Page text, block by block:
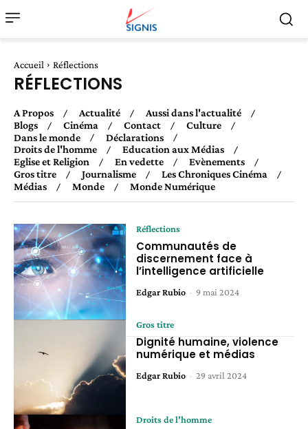
Accueil Réflections
RÉFLECTIONS
A Propos Actualité
Aussi dans l'actualité
Blogs
Cinéma Contact
Culture
Dans le monde
Déclarations
Droits de l'homme
Education aux Médias
Eglise et Religion
En vedette
Evènements
Gros titre
Journalisme
Les Chroniques Cinéma
Médias
Monde Monde Numérique
Réflections
Communautés de
discernement face à
l’intelligence artificielle
Edgar Rubio - 9 mai 2024
Gros titre
Dignité humaine, violence
numérique et médias
Edgar Rubio - 29 avril 2024
Droits de l'homme